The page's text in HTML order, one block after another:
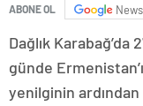
ABONE OL News
Dağlık
günde
yenilginin